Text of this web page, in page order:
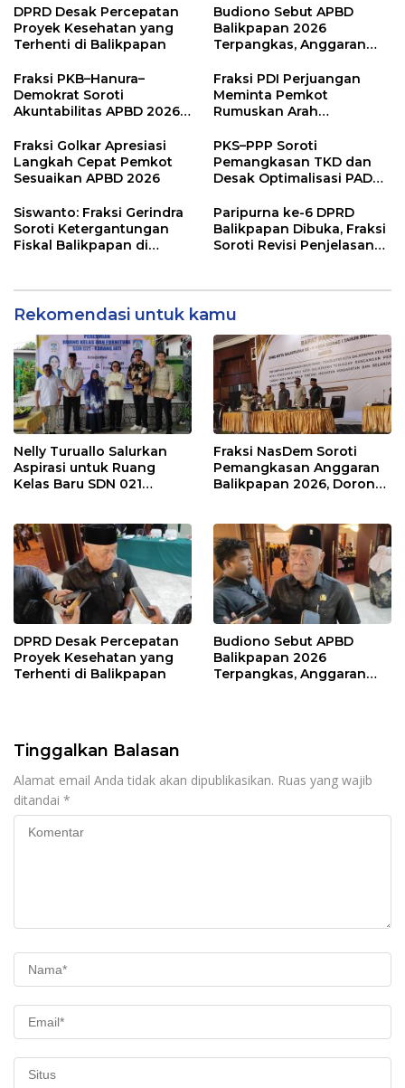
Publik
DPRD Desak Percepatan
Proyek Kesehatan yang
Terhenti di Balikpapan
Budiono Sebut APBD
Balikpapan 2026
Terpangkas, Anggaran
Fraksi PKB–Hanura–
Demokrat Soroti
Akuntabilitas APBD 2026
Pengawasan Belanja
Modal
Fraksi PDI Perjuangan
Meminta Pemkot
Rumuskan Arah
Terukur sebagai
Penyangga IKN
Fraksi Golkar Apresiasi
Langkah Cepat Pemkot
Sesuaikan APBD 2026
PKS–PPP Soroti
Pemangkasan TKD dan
Desak Optimalisasi PAD
Balikpapan 2026
Siswanto: Fraksi Gerindra
Soroti Ketergantungan
Fiskal Balikpapan di
Paripurna ke-6 DPRD
Balikpapan Dibuka, Fraksi
Soroti Revisi Penjelasan
Rekomendasi untuk kamu
Nelly Turuallo Salurkan
Aspirasi untuk Ruang
Kelas Baru SDN 021
Fraksi NasDem Soroti
Pemangkasan Anggaran
Balikpapan 2026, Dorong
DPRD Desak Percepatan
Proyek Kesehatan yang
Terhenti di Balikpapan
Budiono Sebut APBD
Balikpapan 2026
Terpangkas, Anggaran
Tinggalkan Balasan
Alamat email Anda tidak akan dipublikasikan. Ruas yang wajib
ditandai *